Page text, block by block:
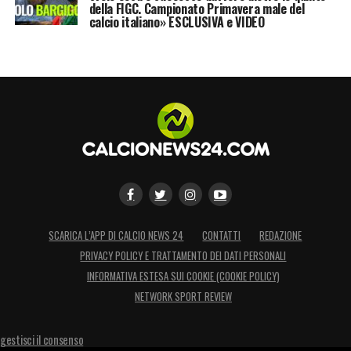
coerente con la dinamica, e in più Di Lorenzo
punibilità. Corretti i gialli: su Bremer
sufficiente l’ammonizione, non c’è violenza
della FIGC. Campionato Primavera male del
calcio italiano» ESCLUSIVA e VIDEO
SCARICA L’APP DI CALCIO NEWS 24 CONTATTI
REDAZIONE
PRIVACY POLICY E TRATTAMENTO DEI DATI PERSONALI
INFORMATIVA ESTESA SUI COOKIE (COOKIE POLICY)
NETWORK SPORT REVIEW
gestisci il consenso